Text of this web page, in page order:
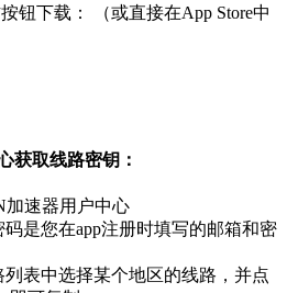
钮下载： （或直接在App Store中
获取线路密钥：
加速器用户中心
是您在app注册时填写的邮箱和密
表中选择某个地区的线路，并点